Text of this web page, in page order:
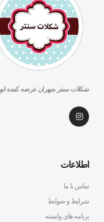
شکلات سنتر شهران عرضه کننده
اطلاعات
تماس با ما
شرایط و ضوابط
برنامه های وابسته